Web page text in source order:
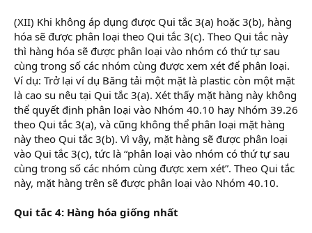
(XII) Khi không áp dụng được Qui tắc 3(a) hoặc 3(b), hàng
hóa sẽ được phân loại theo Qui tắc 3(c). Theo Qui tắc này
thì hàng hóa sẽ được phân loại vào nhóm có thứ tự sau
cùng trong số các nhóm cùng được xem xét để phân loại.
Ví dụ: Trở lại ví dụ Băng tải một mặt là plastic còn một mặt
là cao su nêu tại Qui tắc 3(a). Xét thấy mặt hàng này không
thể quyết định phân loại vào Nhóm 40.10 hay Nhóm 39.26
theo Qui tắc 3(a), và cũng không thể phân loại mặt hàng
này theo Qui tắc 3(b). Vì vậy, mặt hàng sẽ được phân loại
vào Qui tắc 3(c), tức là “phân loại vào nhóm có thứ tự sau
cùng trong số các nhóm cùng được xem xét”. Theo Qui tắc
này, mặt hàng trên sẽ được phân loại vào Nhóm 40.10.
Qui tắc 4: Hàng hóa giống nhất